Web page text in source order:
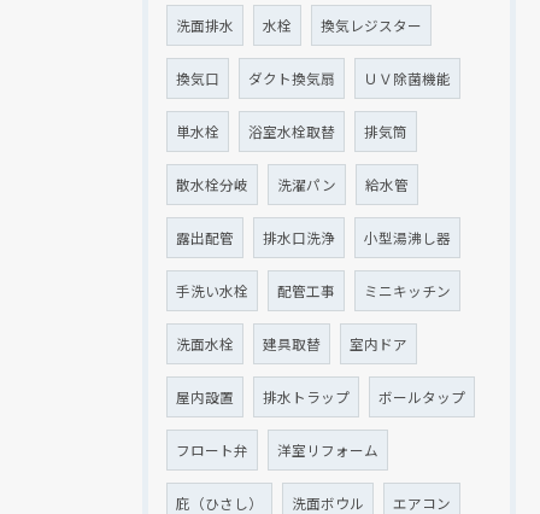
洗面排水 水栓 換気レジスター
換気口 ダクト換気扇 ＵＶ除菌機能
単水栓 浴室水栓取替 排気筒
散水栓分岐 洗濯パン 給水管
露出配管 排水口洗浄 小型湯沸し器
手洗い水栓 配管工事 ミニキッチン
洗面水栓 建具取替 室内ドア
屋内設置 排水トラップ ボールタップ
フロート弁 洋室リフォーム
庇（ひさし） 洗面ボウル エアコン